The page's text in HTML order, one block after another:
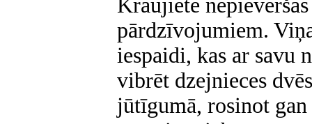
Kraujiete
pārdzīvojumiem.
iespaidi, kas ar savu
vibrēt dzejnieces
jūtīgumā, rosinot